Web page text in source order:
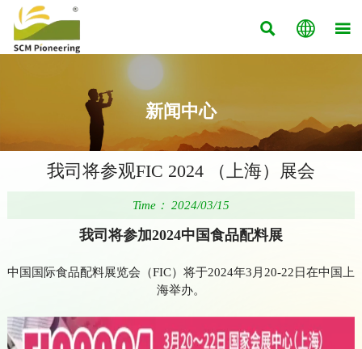
  
新闻中心
我司将参观FIC 2024 （上海）展会
Time： 2024/03/15
我司将参加2024中国食品配料展
中国国际食品配料展览会（FIC）将于2024年3月20-22日在中国上
海举办。